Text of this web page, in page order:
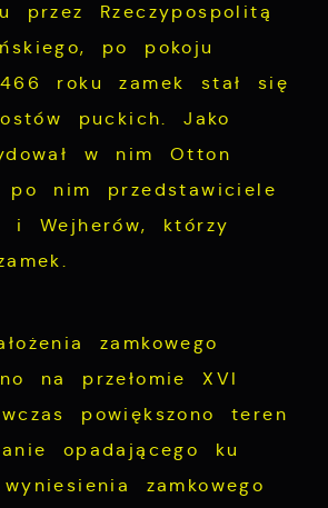
przez Rzeczypospolitą
po pokoju
roku zamek stał się
puckich. Jako
w nim Otton
po nim przedstawiciele
i Wejherów, którzy
zamkowego
na przełomie XVI
powiększono teren
opadającego ku
zamkowego